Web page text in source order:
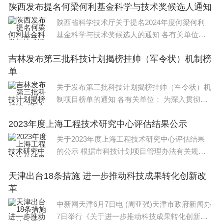
陕西发布提名何梁何利基金科学与技术奖候选人通知
陕西省科学技术厅关于提名2024年度何梁何利
基金科学与技术奖候选人的通知 各有关单位：
吉林发布第三批科技计划揭榜挂帅（军令状）机制榜
单
关于发布第三批科技计划揭榜挂帅（军令状）机
制项目榜单的通知 各有关单位： 为深入贯彻落
2023年度上海工程技术研究中心评估结果公示
关于2023年度上海工程技术研究中心评估结果
的公示 根据市科技计划项目管理办法有关规
天津出台18条措施 进一步推动科技成果转化创新改
革
中新网天津6月7日电 (周亚强)天津市政府新闻办
7日举行《关于进一步推动科技成果转化创新改